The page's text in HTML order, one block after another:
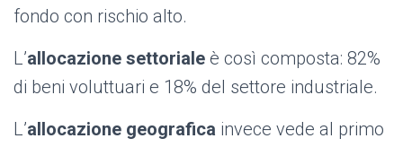
fondo con rischio alto.
L’allocazione settoriale è così composta: 82%
di beni voluttuari e 18% del settore industriale.
L’allocazione geografica invece vede al primo